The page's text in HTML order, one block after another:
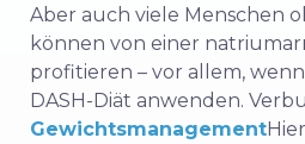
Aber auch viele Menschen
können von einer
profitieren – vor allem,
DASH-Diät anwenden.
Gewichtsmanagement